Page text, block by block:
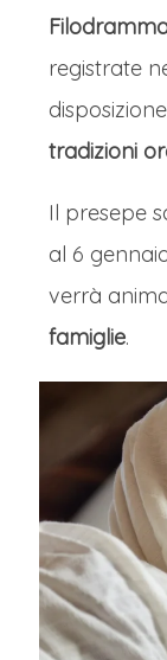
registrate
tradizioni
Il presepe
al 6
verrà
famiglie.